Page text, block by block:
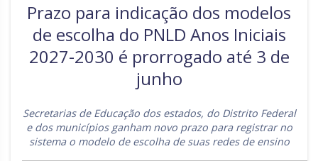
Paraíba Pernambuco
Piauí Paraná
Rio de Janeiro Rio Grande do Norte
Rio Grande do Sul Sergipe
Santa Catarina São Paulo
Prazo para indicação dos modelos
de escolha do PNLD Anos Iniciais
2027-2030 é prorrogado até 3 de
junho
Secretarias de Educação dos estados, do Distrito Federal
e dos municípios ganham novo prazo para registrar no
sistema o modelo de escolha de suas redes de ensino